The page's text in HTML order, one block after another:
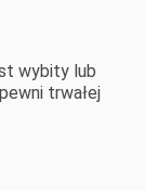
wybity lub
trwałej